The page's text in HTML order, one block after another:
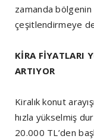
zamanda bölgenin
çeşitlendirmeye
KİRA FİYATLARI
ARTIYOR
Kiralık konut
hızla yükselmiş
20.000 TL’den